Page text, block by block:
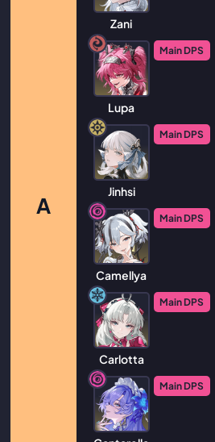
A
Zani
Lupa
Main DPS
Jinhsi
Main DPS
Camellya
Main DPS
Carlotta
Main DPS
Main DPS